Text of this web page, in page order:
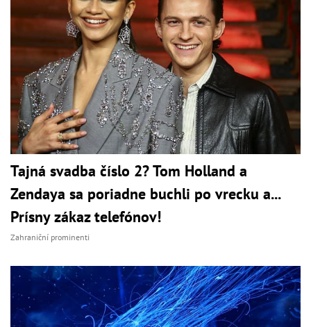
Tajná svadba číslo 2? Tom Holland a
Zendaya sa poriadne buchli po vrecku a...
Prísny zákaz telefónov!
Zahraniční prominenti